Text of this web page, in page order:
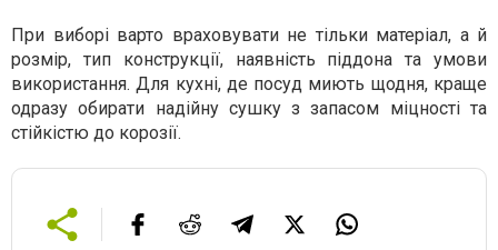
При виборі варто враховувати не тільки матеріал, а й
розмір, тип конструкції, наявність піддона та умови
використання. Для кухні, де посуд миють щодня, краще
одразу обирати надійну сушку з запасом міцності та
стійкістю до корозії.